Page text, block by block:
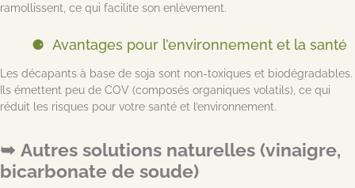
ramollissent, ce qui facilite son enlèvement.
Avantages pour l’environnement et la santé
Les décapants à base de soja sont non-toxiques et biodégradables.
Ils émettent peu de COV (composés organiques volatils), ce qui
réduit les risques pour votre santé et l’environnement.
Autres solutions naturelles (vinaigre,
bicarbonate de soude)